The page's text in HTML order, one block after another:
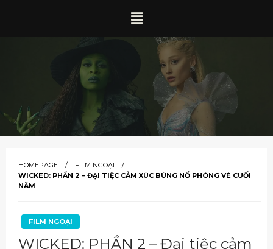
HOMEPAGE
FILM NGOẠI
WICKED: PHẦN 2 – ĐẠI TIỆC CẢM XÚC BÙNG NỔ PHÒNG VÉ CUỐI
NĂM
FILM NGOẠI
WICKED: PHẦN 2 – Đại tiệc cảm